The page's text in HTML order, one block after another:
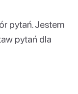
pytań. Jestem
pytań dla